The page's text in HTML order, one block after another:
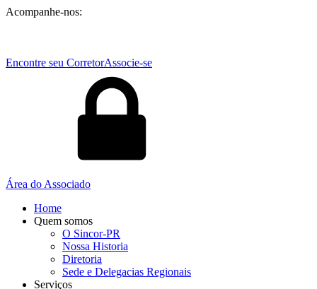
Acompanhe-nos:
Encontre seu CorretorAssocie-se
Área do Associado
Home
Quem somos
O Sincor-PR
Nossa Historia
Diretoria
Sede e Delegacias Regionais
Serviços